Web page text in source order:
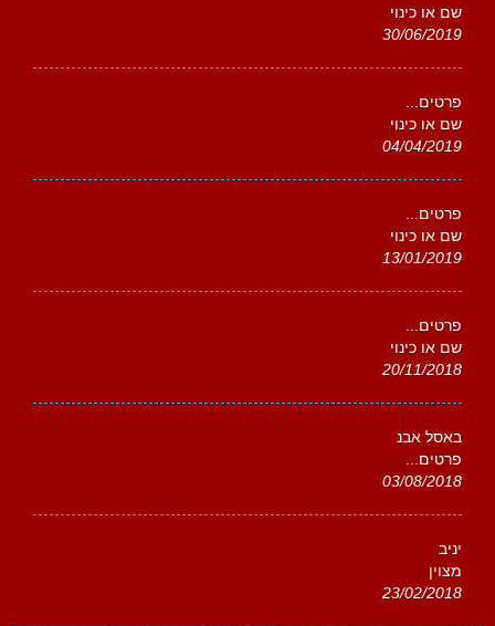
שם או כינוי
30/06/2019
פרטים...
שם או כינוי
04/04/2019
פרטים...
שם או כינוי
13/01/2019
פרטים...
שם או כינוי
20/11/2018
באסל אבנ
פרטים...
03/08/2018
יניב
מצוין
23/02/2018